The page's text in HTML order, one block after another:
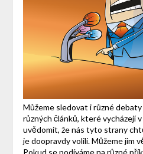
Můžeme sledovat i různé
různých článků, které vycházejí
uvědomit, že nás tyto strany
je doopravdy volili. Můžeme jim
Pokud se podíváme na různé